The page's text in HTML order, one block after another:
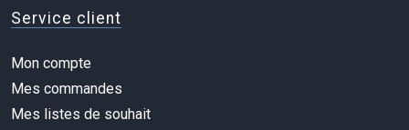
Service client
Mon compte
Mes commandes
Mes listes de souhait